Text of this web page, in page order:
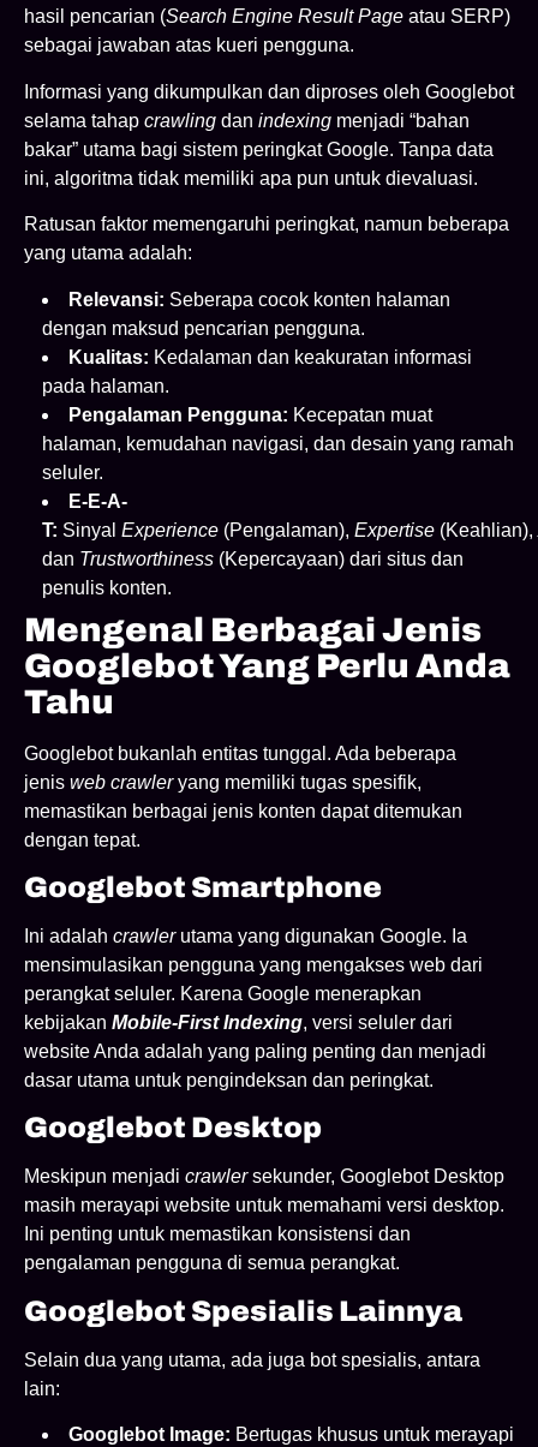
hasil pencarian (Search Engine Result Page atau SERP)
sebagai jawaban atas kueri pengguna.
Informasi yang dikumpulkan dan diproses oleh Googlebot
selama tahap crawling dan indexing menjadi “bahan
bakar” utama bagi sistem peringkat Google. Tanpa data
ini, algoritma tidak memiliki apa pun untuk dievaluasi.
Ratusan faktor memengaruhi peringkat, namun beberapa
yang utama adalah:
Relevansi: Seberapa cocok konten halaman
dengan maksud pencarian pengguna.
Kualitas: Kedalaman dan keakuratan informasi
pada halaman.
Pengalaman Pengguna: Kecepatan muat
halaman, kemudahan navigasi, dan desain yang ramah
seluler.
E-E-A-
T: Sinyal Experience (Pengalaman), Expertise (Keahlian),
dan Trustworthiness (Kepercayaan) dari situs dan
penulis konten.
Mengenal Berbagai Jenis
Googlebot Yang Perlu Anda
Tahu
Googlebot bukanlah entitas tunggal. Ada beberapa
jenis web crawleryang memiliki tugas spesifik,
memastikan berbagai jenis konten dapat ditemukan
dengan tepat.
Googlebot Smartphone
Ini adalah crawlerutama yang digunakan Google. Ia
mensimulasikan pengguna yang mengakses web dari
perangkat seluler. Karena Google menerapkan
kebijakan Mobile-First Indexing, versi seluler dari
website Anda adalah yang paling penting dan menjadi
dasar utama untuk pengindeksan dan peringkat.
Googlebot Desktop
Meskipun menjadi crawlersekunder, Googlebot Desktop
masih merayapi website untuk memahami versi desktop.
Ini penting untuk memastikan konsistensi dan
pengalaman pengguna di semua perangkat.
Googlebot Spesialis Lainnya
Selain dua yang utama, ada juga bot spesialis, antara
lain:
Googlebot Image: Bertugas khusus untuk merayapi